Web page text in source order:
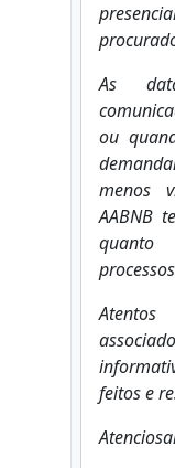
As
ou
menos
AABNB
quanto
feitos e